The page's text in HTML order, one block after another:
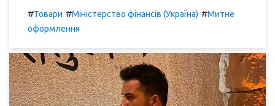
#Товари #Міністерство фінансів (Україна) #Митне
оформлення